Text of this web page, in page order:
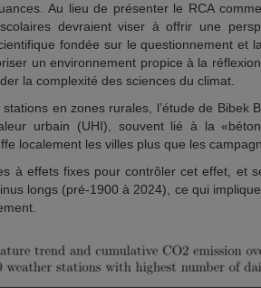
Au lieu de présenter le RCA
devraient viser à offrir une
fondée sur le questionnement et
un environnement propice à la
la complexité des sciences du climat.
en zones rurales, l’étude de Bibek
urbain (UHI), souvent lié à la
localement les villes plus que les
à effets fixes pour contrôler cet effet, et
longs (pré-1900 à 2024), ce qui